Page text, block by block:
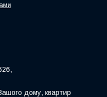
дому, квартир